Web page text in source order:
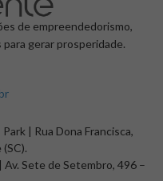
de empreendedorismo,
gerar prosperidade.
| Rua Dona Francisca,
Av. Sete de Setembro, 496 –